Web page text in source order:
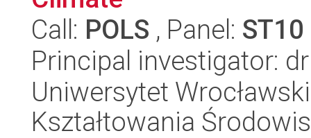
Call: POLS , Panel: ST10
Principal investigator:
Uniwersytet
Kształtowania